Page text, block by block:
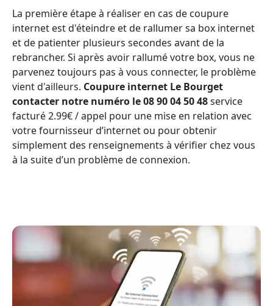
La première étape à réaliser en cas de coupure
internet est d'éteindre et de rallumer sa box internet
et de patienter plusieurs secondes avant de la
rebrancher. Si après avoir rallumé votre box, vous ne
parvenez toujours pas à vous connecter, le problème
vient d'ailleurs. Coupure internet Le Bourget
contacter notre numéro le 08 90 04 50 48service
facturé 2.99€ / appel pour une mise en relation avec
votre fournisseur d’internet ou pour obtenir
simplement des renseignements à vérifier chez vous
à la suite d’un problème de connexion.